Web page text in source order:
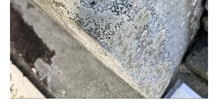
- プライバシーポリシー